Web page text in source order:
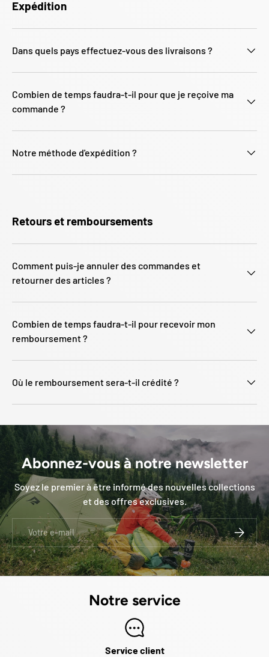
Expédition
Dans quels pays effectuez-vous des livraisons ?
Combien de temps faudra-t-il pour que je reçoive ma
commande ?
Notre méthode d'expédition ?
Retours et remboursements
Comment puis-je annuler des commandes et
retourner des articles ?
Combien de temps faudra-t-il pour recevoir mon
remboursement ?
Où le remboursement sera-t-il crédité ?
Abonnez-vous à notre newsletter
Soyez le premier à être informé des nouvelles collections
et des offres exclusives.
Notre service
Service client